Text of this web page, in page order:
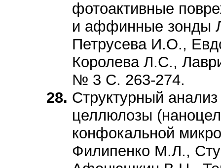
фотоактивные
и аффинные зонды
Петрусева И.О.,
Королева Л.С.,
№ 3 С. 263-274.
Структурный
целлюлозы
конфокальной
Филипенко М.Л.,